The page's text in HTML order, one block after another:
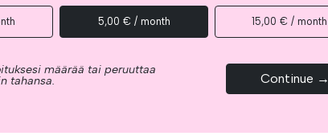
5,00 € / month 15,00 € / month
määrää tai peruuttaa
tahansa. Continue →